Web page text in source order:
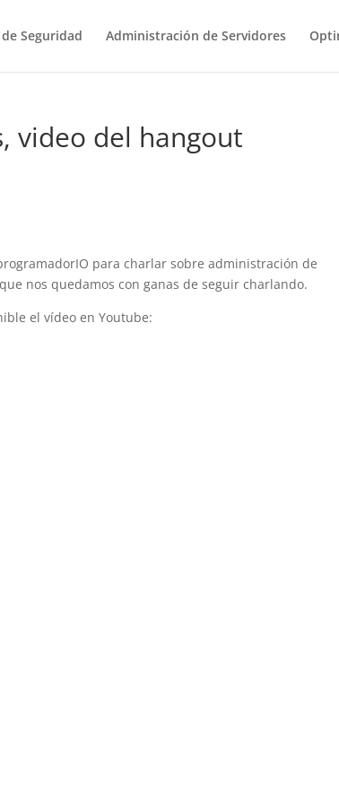
Seguridad Administración de Servidores
video del hangout
para charlar sobre administración de
nos quedamos con ganas de seguir charlando.
el vídeo en Youtube: